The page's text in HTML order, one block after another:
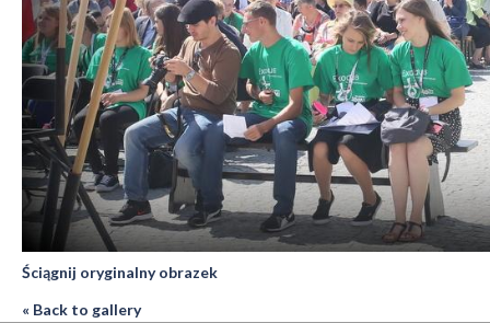
Ściągnij oryginalny obrazek
« Back to gallery